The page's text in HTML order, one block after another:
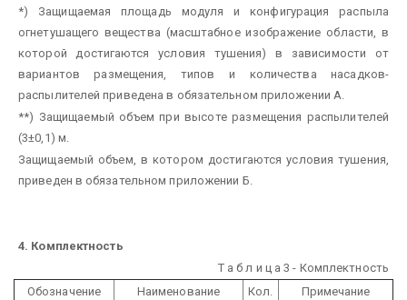
*) Защищаемая площадь модуля и конфигурация распыла
огнетушащего вещества (масштабное изображение области, в
которой достигаются условия тушения) в зависимости от
вариантов размещения, типов и количества насадков-
распылителей приведена в обязательном приложении А.
**) Защищаемый объем при высоте размещения распылителей
(3±0,1) м.
Защищаемый объем, в котором достигаются условия тушения,
приведен в обязательном приложении Б.
4. Комплектность
Т а б л и ц а 3 - Комплектность
Обозначение
Наименование
Кол. Примечание